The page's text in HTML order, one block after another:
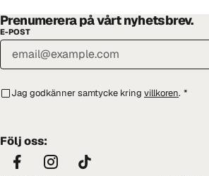
Prenumerera på vårt nyhetsbrev.
E-POST
Jag godkänner samtycke kring villkoren. *
Följ oss: